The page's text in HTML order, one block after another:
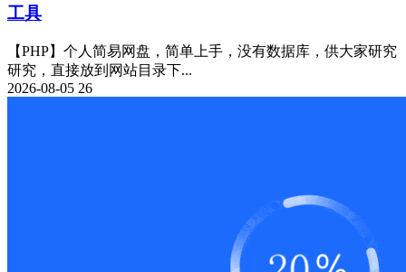
工具
【PHP】个人简易网盘，简单上手，没有数据库，供大家研究
研究，直接放到网站目录下...
2026-08-05 26